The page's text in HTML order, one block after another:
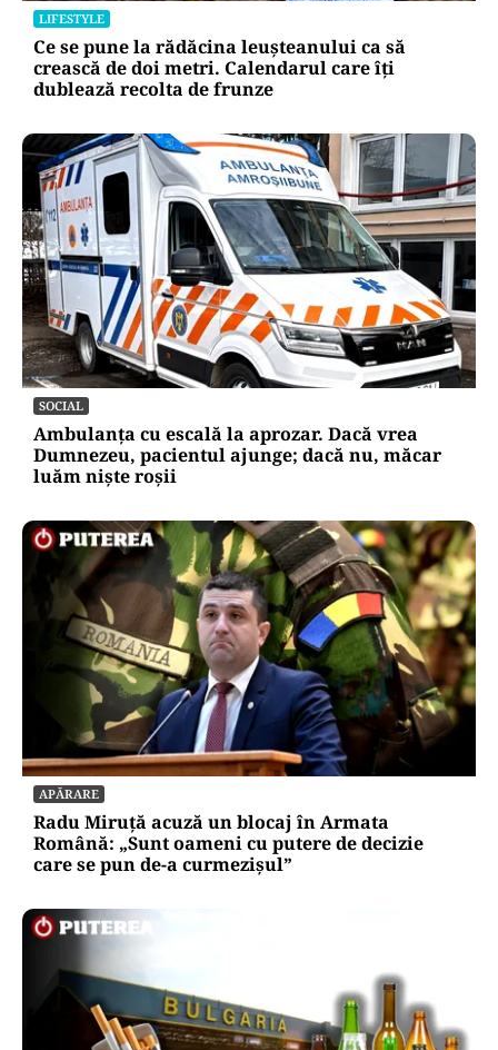
LIFESTYLE
Ce se pune la rădăcina leușteanului ca să
crească de doi metri. Calendarul care îți
dublează recolta de frunze
SOCIAL
Ambulanța cu escală la aprozar. Dacă vrea
Dumnezeu, pacientul ajunge; dacă nu, măcar
luăm niște roșii
APĂRARE
Radu Miruță acuză un blocaj în Armata
Română: „Sunt oameni cu putere de decizie
care se pun de-a curmezișul”